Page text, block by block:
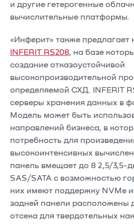
и другие гетерогенные
вычислительные платформы.
«Инферит» также предлагает
INFERIT RS208, на базе
создание отказоустойчивой
высокопроизводительной
определяемой СХД. INFERIT
серверы хранения данных в
Модель может быть
направлений бизнеса, в
потребность для
высокоинтенсивных
панель вмещает до 8 2,5/3,5-
SAS/SATA с возможностью
них имеют поддержку NVMe
задней панели расположены
отсека для твердотельных